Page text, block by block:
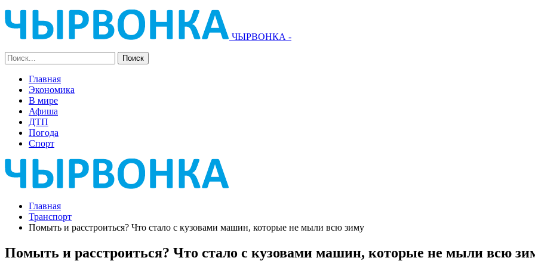
ЧЫРВОНКА -
Главная
Экономика
В мире
Афиша
ДТП
Погода
Спорт
Главная
Транспорт
Помыть и расстроиться? Что стало с кузовами машин, которые не мыли всю зиму
Помыть и расстроиться? Что стало с кузовами машин, которые не мыли всю